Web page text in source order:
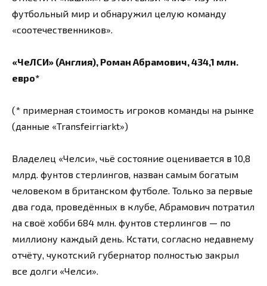
футбольный мир и обнаружил целую команду
«соотечественников».
«ЧеЛСИ» (Англия), Роман Абрамович, 434,1 млн.
евро*
(* примерная стоимость игроков команды на рынке
(данные «Transfeirriarkt»)
Владелец «Челси», чьё состояние оценивается в 10,8
млрд. фунтов стерлингов, назван самым богатым
человеком в британском футболе. Только за первые
два года, проведённых в клубе, Абрамович потратил
на своё хобби 684 млн. фунтов стерлингов — по
миллиону каждый день. Кстати, согласно недавнему
отчёту, чукотский губернатор полностью закрыл
все долги «Челси».